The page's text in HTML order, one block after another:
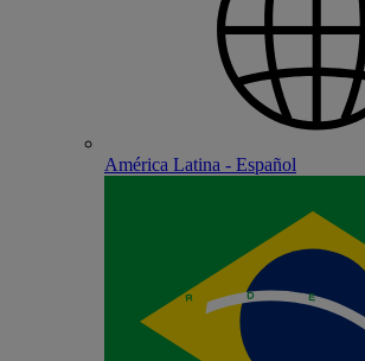
América Latina - Español